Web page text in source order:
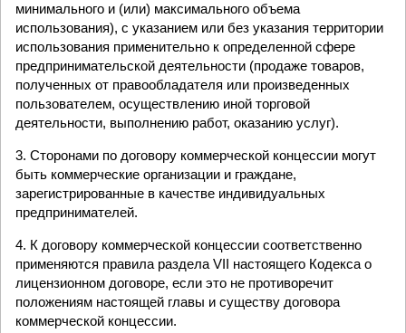
минимального и (или) максимального объема
использования), с указанием или без указания территории
использования применительно к определенной сфере
предпринимательской деятельности (продаже товаров,
полученных от правообладателя или произведенных
пользователем, осуществлению иной торговой
деятельности, выполнению работ, оказанию услуг).
3. Сторонами по договору коммерческой концессии могут
быть коммерческие организации и граждане,
зарегистрированные в качестве индивидуальных
предпринимателей.
4. К договору коммерческой концессии соответственно
применяются правила раздела VII настоящего Кодекса о
лицензионном договоре, если это не противоречит
положениям настоящей главы и существу договора
коммерческой концессии.